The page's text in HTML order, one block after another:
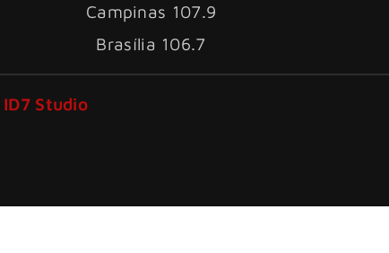
Campinas 107.9
Brasília 106.7
ID7 Studio